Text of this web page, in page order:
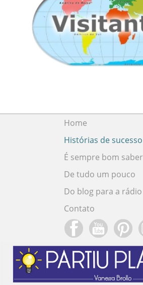
Home
Histórias de sucesso
É sempre bom saber
De tudo um pouco
Do blog para a rádio
Contato